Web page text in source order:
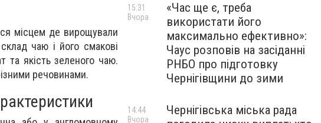
місцем де вирощували
чаю і його смакові
та якість зеленого чаю.
речовинами.
«Час ще є, треба
використати його
максимально ефективно»:
Чаус розповів на засіданні
РНБО про підготовку
Чернігівщини до зими
15:31
Вчора
Чернігівська міська рада
14:44
Вчора